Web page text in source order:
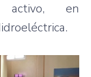
activo, en